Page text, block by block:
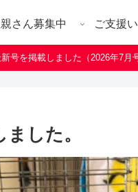
さん募集中 ご支援
号を掲載しました（2026年7
した。